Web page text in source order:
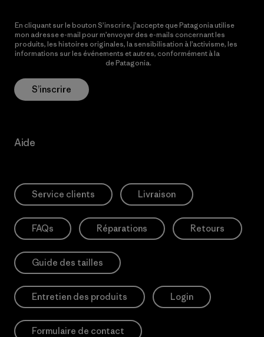
En cliquant sur le bouton S’inscrire, j’accepte que Patagonia utilise
mon adresse e-mail pour m’envoyer des e-mails concernant les
produits, les histoires originales, la sensibilisation à l’activisme, les
informations sur les événements et autres, conformément à la
de Patagonia.
S’inscrire
Aide
Service clients Livraison
FAQs Réparations Retours
Guide des tailles
Entretien des produits Login
Formulaire de contact